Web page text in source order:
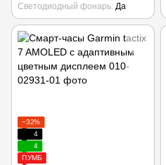
Светодиодный фонарь Да
−32%
4
4
ПУМБ